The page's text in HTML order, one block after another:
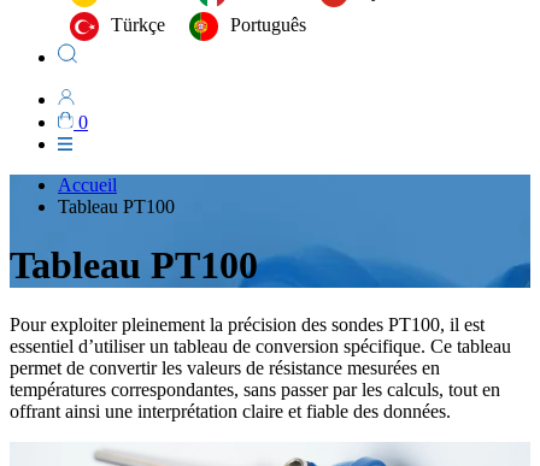
Türkçe
Português
0
Accueil
Tableau PT100
Tableau PT100
Pour exploiter pleinement la précision des sondes PT100, il est
essentiel d’utiliser un tableau de conversion spécifique. Ce tableau
permet de convertir les valeurs de résistance mesurées en
températures correspondantes, sans passer par les calculs, tout en
offrant ainsi une interprétation claire et fiable des données.